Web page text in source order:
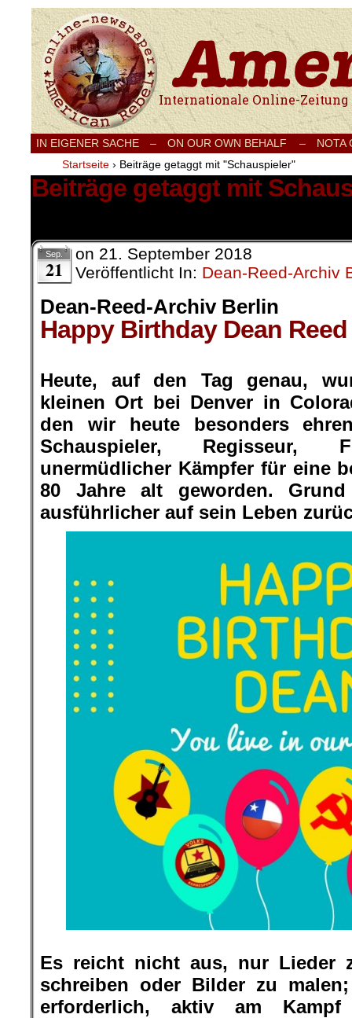
Internationale Onlinezeitung für Frieden,
IN EIGENER SACHE – ON OUR OWN BEHALF –
NOTA
Startseite › Beiträge getaggt mit "Schauspieler"
Beiträge getaggt mit
Sep.
21
on 21. September 2018
Veröffentlicht In: Dean-Reed-Archiv
Dean-Reed-Archiv Berlin
Happy Birthday Dean Reed
Heute, auf den Tag genau,
kleinen Ort bei Denver in
den wir heute besonders
Schauspieler, Regisseur,
unermüdlicher Kämpfer für eine
80 Jahre alt geworden.
ausführlicher auf sein Leben
Es reicht nicht aus, nur Lieder
schreiben oder Bilder zu
erforderlich, aktiv am